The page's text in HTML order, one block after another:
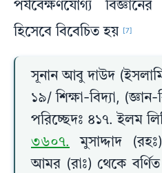
পর্যবেক্ষণযোগ্য
হিসেবে বিবেচিত হয়
[7]
সূনান আবু দাউদ
১৯/ শিক্ষা-বিদ্যা, (জ্ঞান-
পরিচ্ছেদঃ ৪১৭. ইলম
৩৬০৭. মুসাদ্দাদ
আমর (রাঃ) থেকে